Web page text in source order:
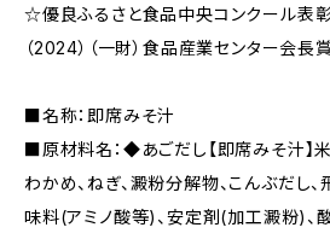
☆優良ふるさと食品中央コンクール表
（2024）（一財）食品産業センター会
■名称：即席みそ汁
■原材料名：◆あごだし【即席みそ汁】
わかめ、ねぎ、澱粉分解物、こんぶだし
味料(アミノ酸等)、安定剤(加工澱粉)、